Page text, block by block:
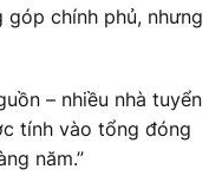
chính phủ, nhưng
– nhiều nhà tuyển
tính vào tổng đóng
năm.”